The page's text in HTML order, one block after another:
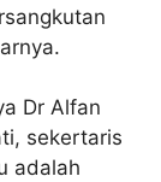
Dr Alfan
sekertaris
adalah